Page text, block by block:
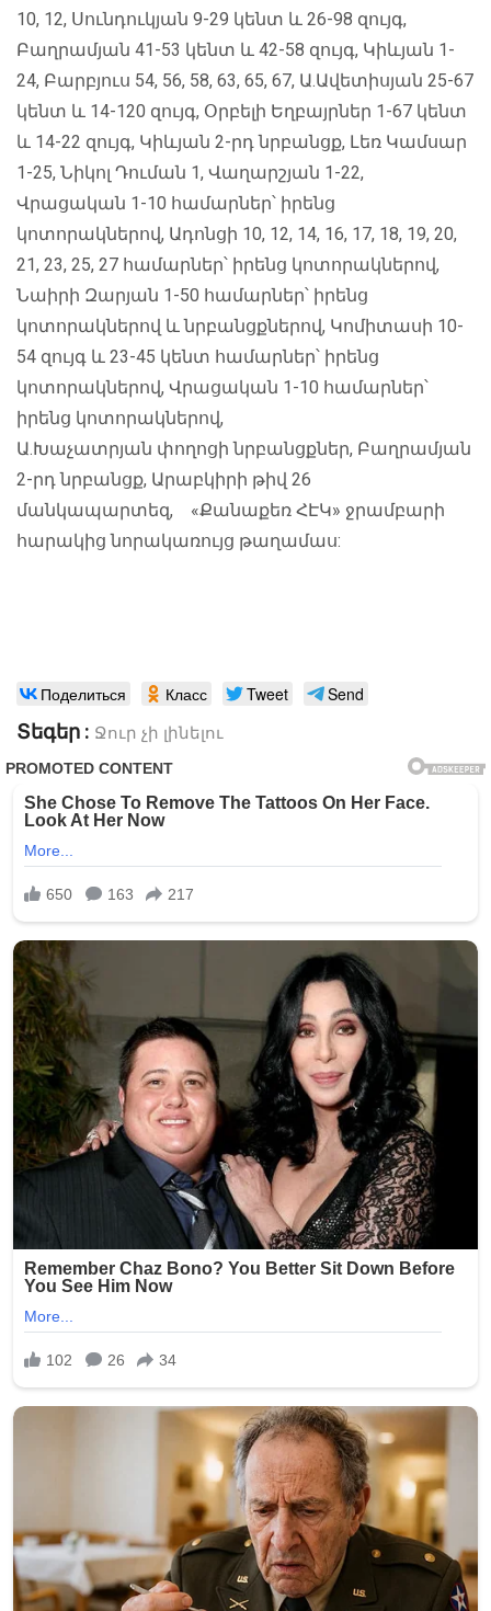
10, 12, Սունդուկյան 9-29 կենտ և 26-98 զույգ,
Բաղրամյան 41-53 կենտ և 42-58 զույգ, Կիևյան 1-
24, Բարբյուս 54, 56, 58, 63, 65, 67, Ա.Ավետիսյան 25-67
կենտ և 14-120 զույգ, Օրբելի Եղբայրներ 1-67 կենտ
և 14-22 զույգ, Կիևյան 2-րդ նրբանցք, Լեռ Կամսար
1-25, Նիկոլ Դուման 1, Վաղարշյան 1-22,
Վրացական 1-10 համարներ՝ իրենց
կոտորակներով, Ադոնցի 10, 12, 14, 16, 17, 18, 19, 20,
21, 23, 25, 27 համարներ՝ իրենց կոտորակներով,
Նաիրի Զարյան 1-50 համարներ՝ իրենց
կոտորակներով և նրբանցքներով, Կոմիտասի 10-
54 զույգ և 23-45 կենտ համարներ՝ իրենց
կոտորակներով, Վրացական 1-10 համարներ՝
իրենց կոտորակներով,
Ա.Խաչատրյան փողոցի նրբանցքներ, Բաղրամյան
2-րդ նրբանցք, Արաբկիրի թիվ 26
մանկապարտեզ, «Քանաքեռ ՀԷԿ» ջրամբարի
հարակից նորակառույց թաղամաս:
Поделиться Класс Tweet Send
Տեգեր : Ջուր չի լինելու